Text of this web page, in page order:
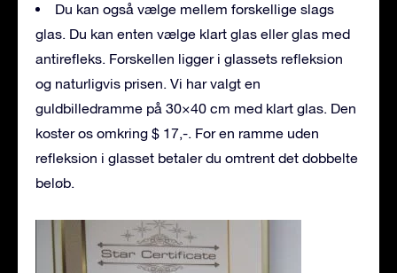
Du kan også vælge mellem forskellige slags
glas. Du kan enten vælge klart glas eller glas med
antirefleks. Forskellen ligger i glassets refleksion
og naturligvis prisen. Vi har valgt en
guldbilledramme på 30×40 cm med klart glas. Den
koster os omkring $ 17,-. For en ramme uden
refleksion i glasset betaler du omtrent det dobbelte
beløb.